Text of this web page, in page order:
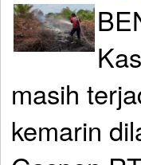
masih
kemarin